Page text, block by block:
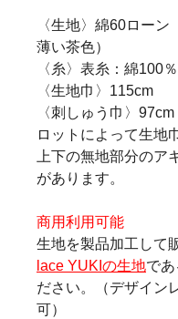
〈生地〉綿60ロー
薄い茶色）
〈糸〉表糸：綿100
〈生地巾〉115cm
〈刺しゅう巾〉97cm
ロットによって生地
上下の無地部分のア
があります。
商用利用可能
生地を製品加工して
lace YUKIの生地で
ださい。（デザイン
可）